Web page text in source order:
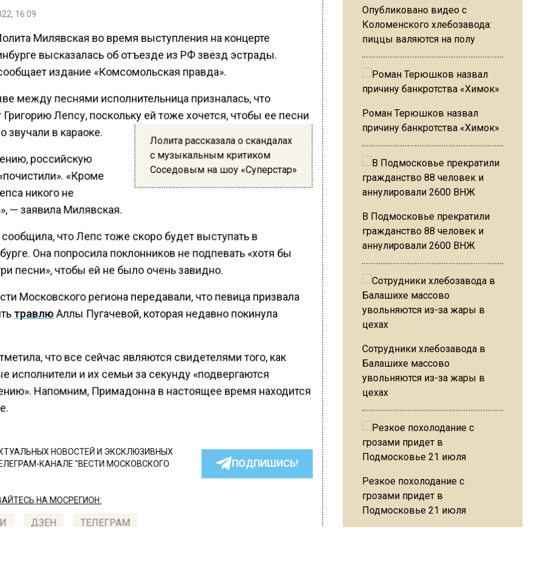
16:09
Милявская во время выступления на концерте
высказалась об отъезде из РФ звезд эстрады.
издание «Комсомольская правда».
между песнями исполнительница призналась, что
Григорию Лепсу, поскольку ей тоже хочется, чтобы ее песни
звучали в караоке.
Лолита рассказала о скандалах
с музыкальным критиком
Соседовым на шоу «Суперстар»
российскую
«Кроме
никого не
— заявила Милявская.
сообщила, что Лепс тоже скоро будет выступать в
Она попросила поклонников не подпевать «хотя бы
песни», чтобы ей не было очень завидно.
Московского региона передавали, что певица призвала
травлюАллы Пугачевой, которая недавно покинула
что все сейчас являются свидетелями того, как
исполнители и их семьи за секунду «подвергаются
Напомним, Примадонна в настоящее время находится
НОВОСТЕЙ И ЭКСКЛЮЗИВНЫХ
КАНАЛЕ "ВЕСТИ МОСКОВСКОГО
ПОДПИШИСЬ!
НА МОСРЕГИОН:
ДЗЕН ТЕЛЕГРАМ
Опубликовано видео с
Коломенского хлебозавода:
пиццы валяются на полу
Роман Терюшков назвал
причину банкротства «Химок»
В Подмосковье прекратили
гражданство 88 человек и
аннулировали 2600 ВНЖ
Сотрудники хлебозавода в
Балашихе массово
увольняются из-за жары в
цехах
Резкое похолодание с
грозами придет в
Подмосковье 21 июля